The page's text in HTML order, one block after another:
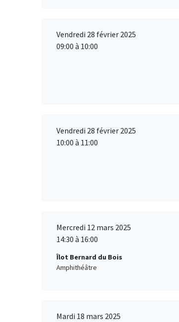
Vendredi 28 février 2025
09:00 à 10:00
Vendredi 28 février 2025
10:00 à 11:00
Mercredi 12 mars 2025
14:30 à 16:00
Îlot Bernard du Bois
Amphithéâtre
Mardi 18 mars 2025